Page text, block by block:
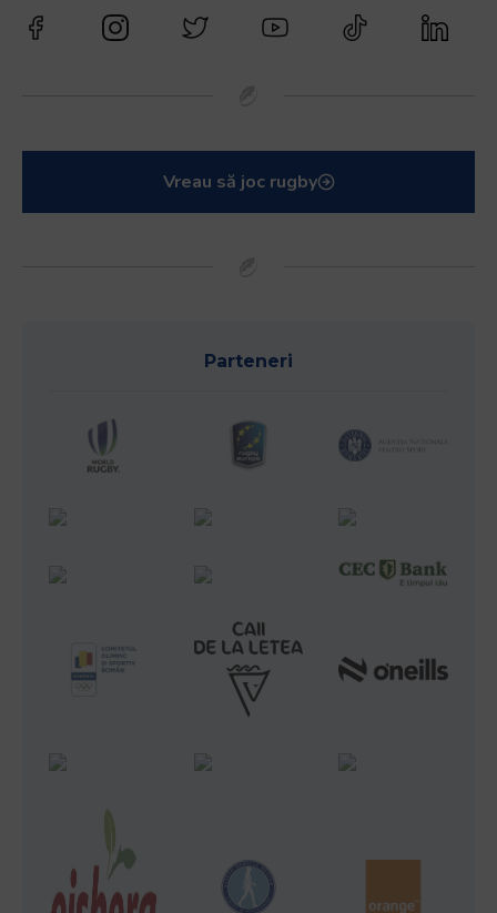
Vreau să joc rugby
Parteneri